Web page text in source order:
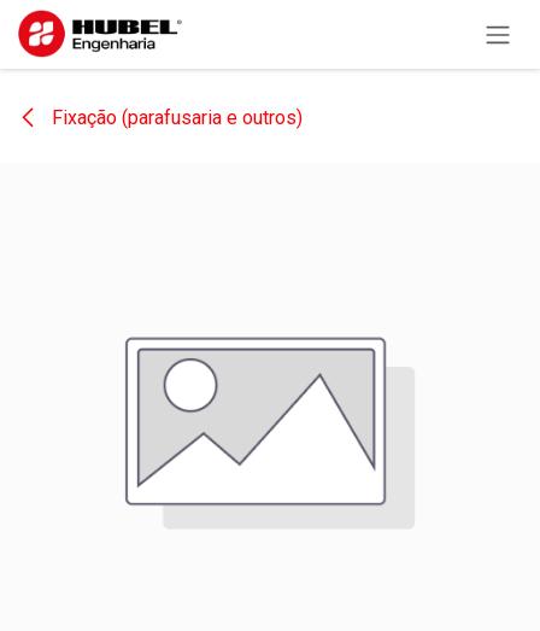
Pular para o conteúdo
Fixação (parafusaria e outros)